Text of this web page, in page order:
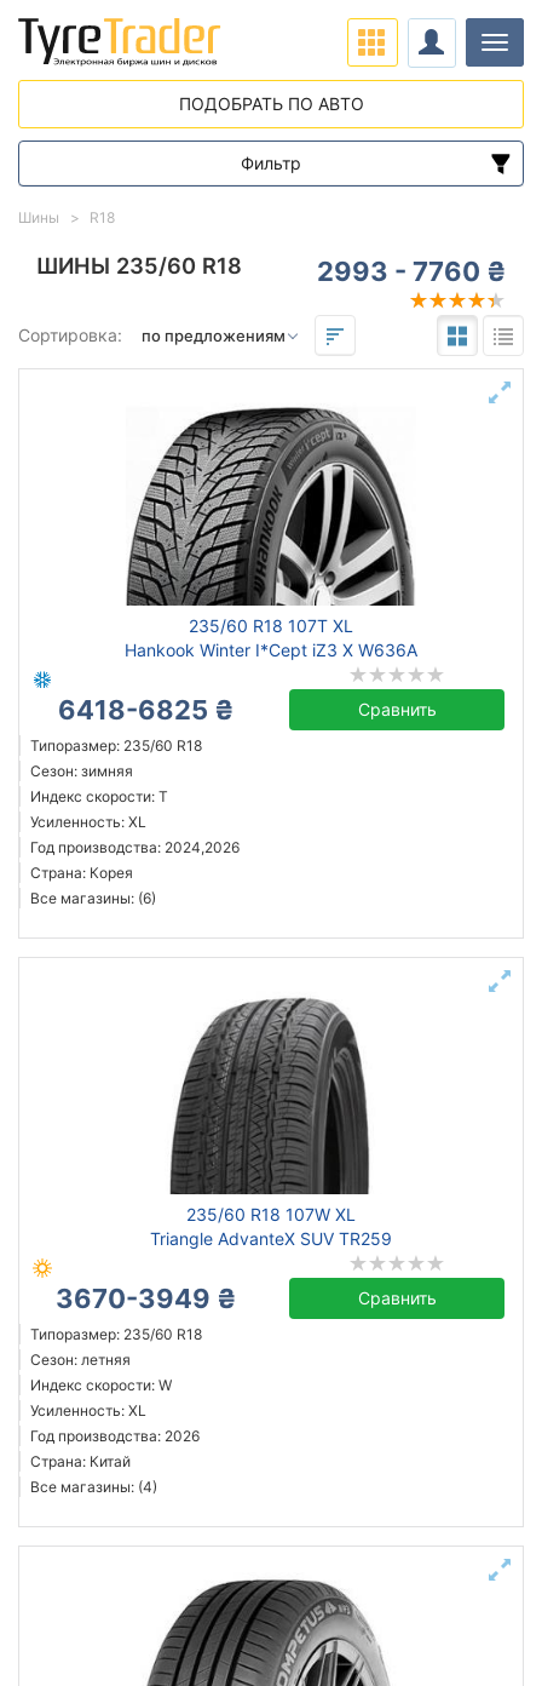
ШИНЫ 235/60 R18 2993 - 7760 ₴
Сортировка:
235/60 R18 107T XL
Hankook Winter I*Cept iZ3 X W636A
6418-6825 ₴ Сравнить
Типоразмер: 235/60 R18
Сезон: зимняя
Индекс скорости: T
Усиленность: XL
Год производства: 2024,2026
Страна: Корея
Все магазины: (6)
235/60 R18 107W XL
Triangle AdvanteX SUV TR259
3670-3949 ₴ Сравнить
Типоразмер: 235/60 R18
Сезон: летняя
Индекс скорости: W
Усиленность: XL
Год производства: 2026
Страна: Китай
Все магазины: (4)
Шины R18
ПОДОБРАТЬ ПО АВТО
Фильтр
Диапазон цен
от
Подбор по параметрам
235
Triangle
Hankook
Sailun
Goodyear
Bridgestone
Pirelli
Все бренды
Страна производства
Подобрать